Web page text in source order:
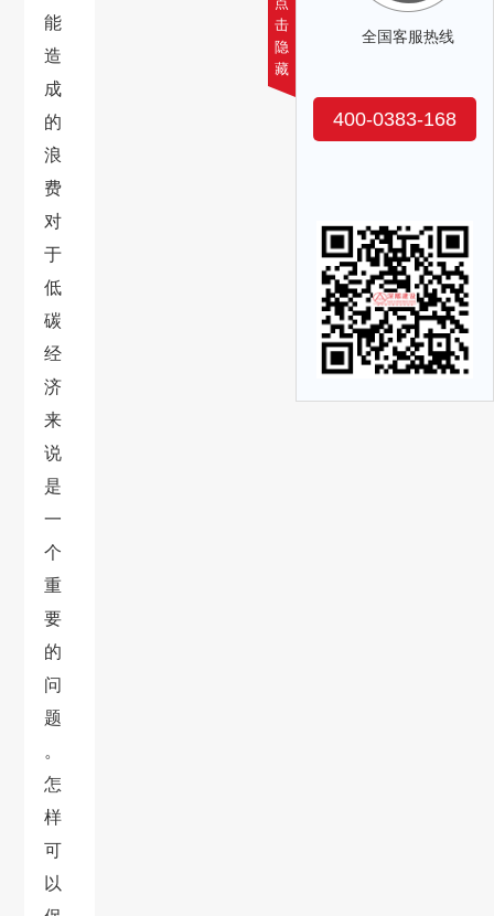
能
造
成
的
浪
费
对
于
低
碳
经
济
来
说
是
一
个
重
要
的
问
题
。
怎
样
可
以
击
隐
藏
全国客服热线
400-0383-168